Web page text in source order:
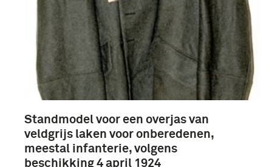
uniformen (19)
onberedenen (19)
Alle dienstvakken (11)
Soldaat (4)
Standmodel voor een overjas van
veldgrijs laken voor onberedenen,
meestal infanterie, volgens
beschikking 4 april 1924